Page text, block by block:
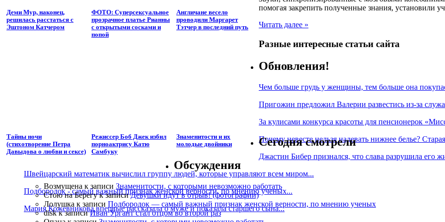
Деми Мур, наконец,
решилась расстаться с
Эштоном Катчером
ФОТО: Суперсексуальное
прозрачное платье Рианны
с открытыми сосками и
попой
Англичане весело
проводили Маргарет
Тэтчер в последний путь
помогая закрепить полученные знания,
Читать далее »
Разные интересные статьи сайта
Тайны ночи
(стихотворение Петра
Давыдова о любви и сексе)
Режиссер Боб Джек избил
порноактрису Катю
Самбуку
Знаменитости и их
молодые двойники
Обновления!
Чем больше грудь у женщины, тем больше она
Пригожин предложил Валерии развестись из-за
За кулисами конкурса красоты для пенсионерок
Почему невесте нельзя надевать нижнее белье?
Джастин Бибер признался, что слава разрушила его
Швейцарский математик вычислил группу людей, которые управляют всем миром...
Подбородок - самый важный признак женской верности, по мнению ученых...
Мария Кожевникова впервые рассказала о муже и показала старшего сына...
Сегодня смотрели
Обсуждения
Возмущена к записи Знаменитости, с которыми невозможно работать
Стою на Берегук записиДевушки идут в отрыв! (фотографии)
Лолушка к записи Подбородок — самый важный признак женской верности, по мнению ученых
diskк записиИван Ургант стал отцом во второй раз